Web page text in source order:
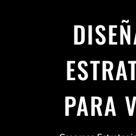
PARA